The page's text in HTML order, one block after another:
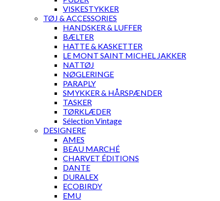
VISKESTYKKER
TØJ & ACCESSORIES
HANDSKER & LUFFER
BÆLTER
HATTE & KASKETTER
LE MONT SAINT MICHEL JAKKER
NATTØJ
NØGLERINGE
PARAPLY
SMYKKER & HÅRSPÆNDER
TASKER
TØRKLÆDER
Sélection Vintage
DESIGNERE
AMES
BEAU MARCHÉ
CHARVET ÉDITIONS
DANTE
DURALEX
ECOBIRDY
EMU